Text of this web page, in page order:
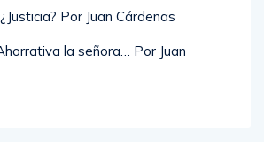
¿Justicia? Por Juan Cárdenas
la señora… Por Juan